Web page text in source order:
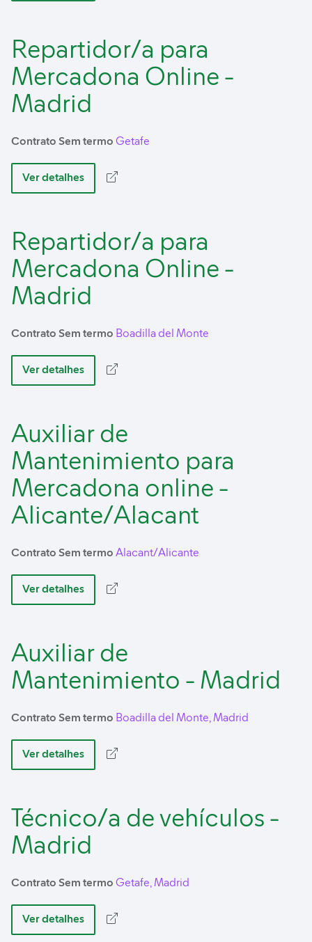
Repartidor/a para
Mercadona Online -
Madrid
Contrato Sem termo Getafe
Ver detalhes
Repartidor/a para
Mercadona Online -
Madrid
Contrato Sem termo Boadilla del Monte
Ver detalhes
Auxiliar de
Mantenimiento para
Mercadona online -
Alicante/Alacant
Contrato Sem termo Alacant/Alicante
Ver detalhes
Auxiliar de
Mantenimiento - Madrid
Contrato Sem termo Boadilla del Monte, Madrid
Ver detalhes
Técnico/a de vehículos -
Madrid
Contrato Sem termo Getafe, Madrid
Ver detalhes